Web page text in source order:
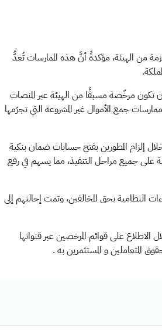
من الهيئة، مؤكدةً أنَّ هذه الممارسات تُعدُّ
.
تكون مرخّصة مسبقًا من الهيئة عبر المنصات
جمع الأموال غير المشروعة التي تجرّمها
إلزام المطورين بفتح حسابات ضمان بنكية
على جميع مراحل التنفيذ، مما يسهم في رفع
النظامية بحق المخالفين، وتمت إحالتهم إلى
الاطلاع على قوائم المرخصين عبر قنواتها
المتعاملين و المستثمرين به .